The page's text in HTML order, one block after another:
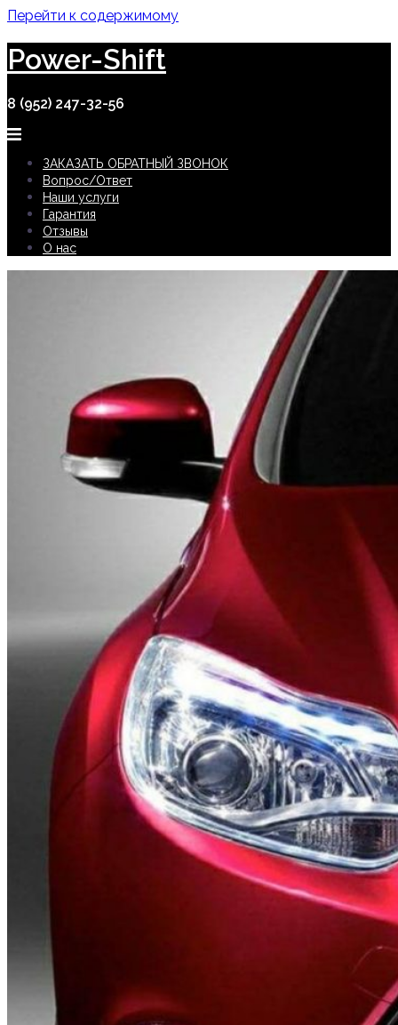
Перейти к содержимому
Power-Shift
8 (952) 247-32-56
ЗАКАЗАТЬ ОБРАТНЫЙ ЗВОНОК
Вопрос/Ответ
Наши услуги
Гарантия
Отзывы
О нас